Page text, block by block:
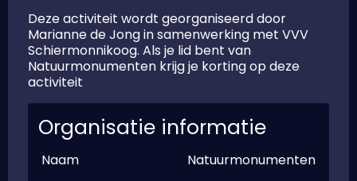
Deze activiteit wordt georganiseerd door
Marianne de Jong in samenwerking met VVV
Schiermonnikoog. Als je lid bent van
Natuurmonumenten krijg je korting op deze
activiteit
Organisatie informatie
Naam Natuurmonumenten